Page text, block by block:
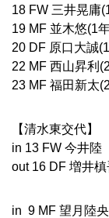
18 FW 三井晃庸
19 MF 並木悠(1
20 DF 原口大誠(1
22 MF 西山昇利 (2
23 MF 福田新太(2
【清水東交代】
in 13 FW 今井陸
out 16 DF 増井槙
in 9 MF 望月陸央